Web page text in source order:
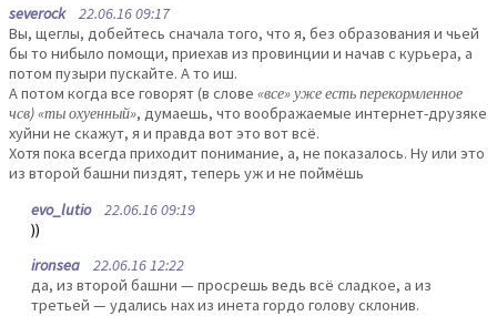
severock22.06.16 09:17
Вы, щеглы, добейтесь сначала того, что я, без образования и чьей
бы то нибыло помощи, приехав из провинции и начав с курьера, а
потом пузыри пускайте. А то иш.
А потом когда все говорят (в слове «все» уже есть перекормленное
чсв) «ты охуенный», думаешь, что воображаемые интернет-друзяке
хуйни не скажут, я и правда вот это вот всё.
Хотя пока всегда приходит понимание, а, не показалось. Ну или это
из второй башни пиздят, теперь уж и не поймёшь
evo_lutio22.06.16 09:19
))
ironsea 22.06.16 12:22
да, из второй башни — просрешь ведь всё сладкое, а из
третьей — удались нах из инета гордо голову склонив.